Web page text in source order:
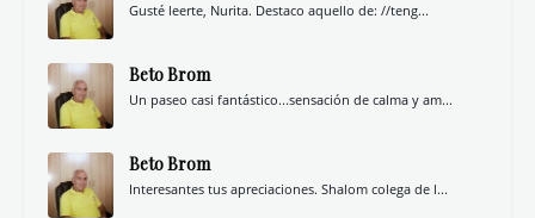
Gusté leerte, Nurita. Destaco aquello de: //teng...
Beto Brom
Un paseo casi fantástico...sensación de calma y am...
Beto Brom
Interesantes tus apreciaciones. Shalom colega de l...